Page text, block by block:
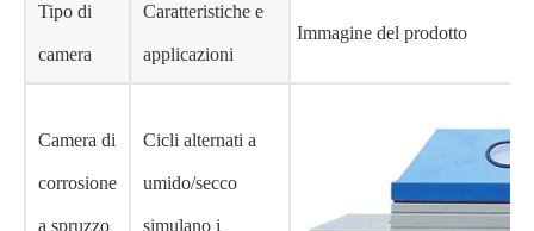
Tipo di
camera
Caratteristiche e
applicazioni
Immagine del prodotto
Camera di
corrosione
a spruzzo
Cicli alternati a
umido/secco
simulano i